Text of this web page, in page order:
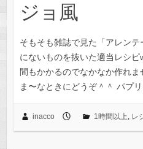
ジョ風
そもそも雑誌で見た「アレン
にないものを抜いた適当レシ
間もかかるのでなかなか作れ
ま〜なときにどうぞ＾＾ パプ
inacco 1時間以上, レ